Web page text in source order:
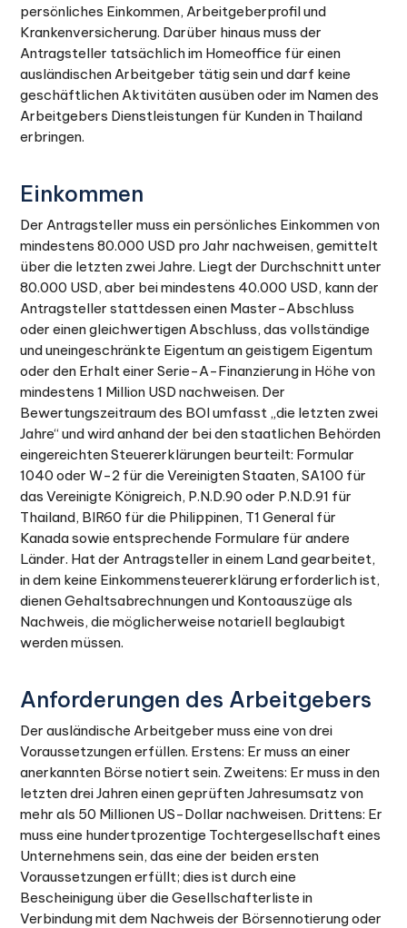
persönliches Einkommen, Arbeitgeberprofil und
Krankenversicherung. Darüber hinaus muss der
Antragsteller tatsächlich im Homeoffice für einen
ausländischen Arbeitgeber tätig sein und darf keine
geschäftlichen Aktivitäten ausüben oder im Namen des
Arbeitgebers Dienstleistungen für Kunden in Thailand
erbringen.
Einkommen
Der Antragsteller muss ein persönliches Einkommen von
mindestens 80.000 USD pro Jahr nachweisen, gemittelt
über die letzten zwei Jahre. Liegt der Durchschnitt unter
80.000 USD, aber bei mindestens 40.000 USD, kann der
Antragsteller stattdessen einen Master-Abschluss
oder einen gleichwertigen Abschluss, das vollständige
und uneingeschränkte Eigentum an geistigem Eigentum
oder den Erhalt einer Serie-A-Finanzierung in Höhe von
mindestens 1 Million USD nachweisen. Der
Bewertungszeitraum des BOI umfasst „die letzten zwei
Jahre“ und wird anhand der bei den staatlichen Behörden
eingereichten Steuererklärungen beurteilt: Formular
1040 oder W-2 für die Vereinigten Staaten, SA100 für
das Vereinigte Königreich, P.N.D.90 oder P.N.D.91 für
Thailand, BIR60 für die Philippinen, T1 General für
Kanada sowie entsprechende Formulare für andere
Länder. Hat der Antragsteller in einem Land gearbeitet,
in dem keine Einkommensteuererklärung erforderlich ist,
dienen Gehaltsabrechnungen und Kontoauszüge als
Nachweis, die möglicherweise notariell beglaubigt
werden müssen.
Anforderungen des Arbeitgebers
Der ausländische Arbeitgeber muss eine von drei
Voraussetzungen erfüllen. Erstens: Er muss an einer
anerkannten Börse notiert sein. Zweitens: Er muss in den
letzten drei Jahren einen geprüften Jahresumsatz von
mehr als 50 Millionen US-Dollar nachweisen. Drittens: Er
muss eine hundertprozentige Tochtergesellschaft eines
Unternehmens sein, das eine der beiden ersten
Voraussetzungen erfüllt; dies ist durch eine
Bescheinigung über die Gesellschafterliste in
Verbindung mit dem Nachweis der Börsennotierung oder